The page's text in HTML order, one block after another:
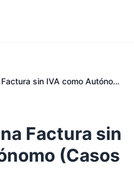
Cómo Emitir una Factura sin IVA como Autónomo (Casos Legales)
Factura sin
(Casos